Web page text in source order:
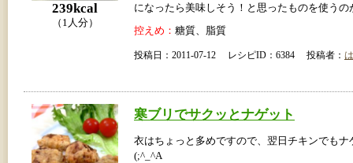
239kcal
（1人分）
になったら美味しそう！と思ったものを使うの
控えめ： 糖質、脂質
投稿日：2011-07-12 レシピID：6384 投稿者：
寒ブリでサクッとナゲット
衣はちょっと多めですので、翌日チキンでもナ
(;^_^A